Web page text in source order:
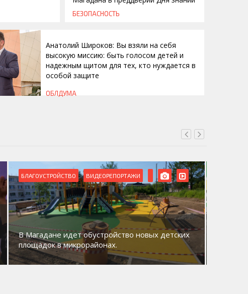
БЕЗОПАСНОСТЬ
Анатолий Широков: Вы взяли на себя
высокую миссию: быть голосом детей и
надежным щитом для тех, кто нуждается в
особой защите
ОБЛДУМА
БЛАГОУСТРОЙСТВО ВИДЕОРЕПОРТАЖИ
В Магадане идет обустройство новых детских
площадок в микрорайонах.